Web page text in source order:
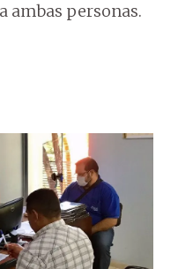
ambas personas.